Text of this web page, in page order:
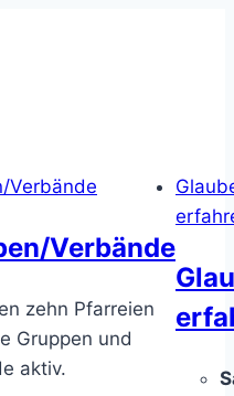
Verbände
Verbände
zehn Pfarreien
Gruppen und
aktiv.